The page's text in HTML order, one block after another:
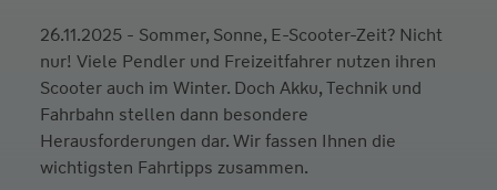
26.11.2025 - Sommer, Sonne, E-Scooter-Zeit? Nicht
nur! Viele Pendler und Freizeitfahrer nutzen ihren
Scooter auch im Winter. Doch Akku, Technik und
Fahrbahn stellen dann besondere
Herausforderungen dar. Wir fassen Ihnen die
wichtigsten Fahrtipps zusammen.